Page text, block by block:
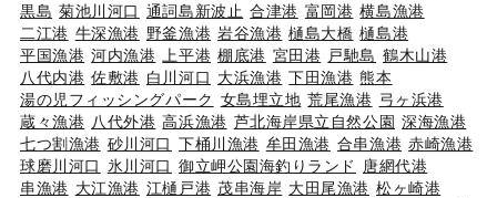
黒島 菊池川河口 通詞島新波止 合津港 富岡港 横島漁港
二江港 牛深漁港 野釜漁港 岩谷漁港 樋島大橋 樋島港
平国漁港 河内漁港 上平港 棚底港 宮田港 戸馳島 鶴木山港
八代内港 佐敷港 白川河口 大浜漁港 下田漁港 熊本
湯の児フィッシングパーク 女島埋立地 荒尾漁港 弓ヶ浜港
蔵々漁港 八代外港 高浜漁港 芦北海岸県立自然公園 深海漁港
七つ割漁港 砂川河口 下桶川漁港 牟田漁港 合串漁港 赤崎漁港
球磨川河口
氷川河口 御立岬公園海釣りランド
唐網代港
串漁港 大江漁港 江樋戸港 茂串海岸 大田尾漁港 松ヶ崎港